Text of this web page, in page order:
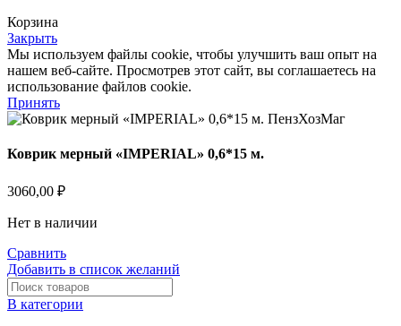
Корзина
Закрыть
Мы используем файлы cookie, чтобы улучшить ваш опыт на
нашем веб-сайте. Просмотрев этот сайт, вы соглашаетесь на
использование файлов cookie.
Принять
Коврик мерный «IMPERIAL» 0,6*15 м.
3060,00 ₽
Нет в наличии
Сравнить
Добавить в список желаний
В категории